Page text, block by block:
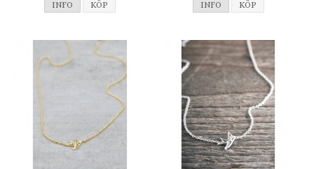
INFO KÖP INFO KÖP